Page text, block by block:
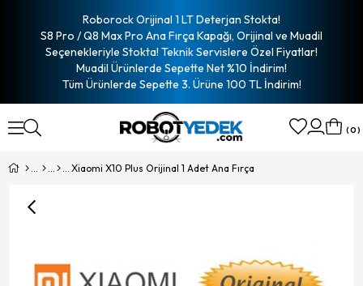
Roborock Orijinal 1 LT Deterjan Stokta!
S8 Pro / Q8 Max Pro Ana Fırça Kapağı, Orijinal ve Muadil
Seçenekleriyle Stokta! Teknik Servislere Özel Fiyatlar!
Muadil Ürünlerde Sepette Net %10 İndirim!
Tüm Ürünlerde Sepette 3. Ürüne 100 TL İndirim!
0
Xiaomi X10 Plus Orijinal 1 Adet Ana Fırça